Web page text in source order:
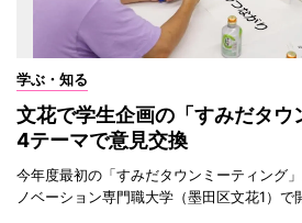
学ぶ・知る
文花で学生企画の「すみだタ
4テーマで意見交換
今年度最初の「すみだタウンミーティング
ノベーション専門職大学（墨田区文花1）で